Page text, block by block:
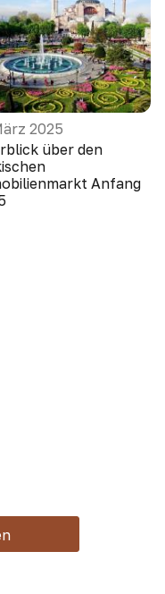
2025
über den
Anfang